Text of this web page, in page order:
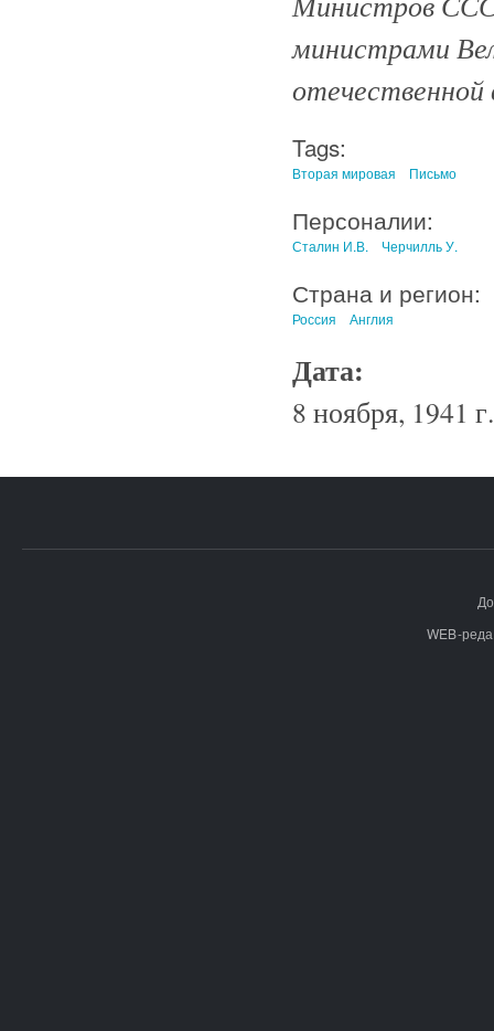
министрами
Tags:
Вторая мировая Письмо
Персоналии:
Сталин И.В. Черчилль У.
Страна и регион:
Россия Англия
Дата:
8 ноября, 1941 г.
WEB-